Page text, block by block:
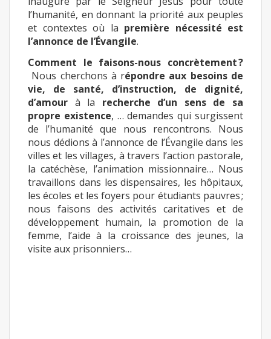
l’humanité, en donnant la priorité aux peuples
et contextes où la première nécessité est
l’annonce de l’Évangile.
Comment le faisons-nous concrètement ?
Nous cherchons à répondre aux besoins de
vie, de santé, d’instruction, de dignité,
d’amour à la recherche d’un sens de sa
propre existence, … demandes qui surgissent
de l’humanité que nous rencontrons. Nous
nous dédions à l’annonce de l’Évangile dans les
villes et les villages, à travers l’action pastorale,
la catéchèse, l’animation missionnaire… Nous
travaillons dans les dispensaires, les hôpitaux,
les écoles et les foyers pour étudiants pauvres ;
nous faisons des activités caritatives et de
développement humain, la promotion de la
femme, l’aide à la croissance des jeunes, la
visite aux prisonniers…